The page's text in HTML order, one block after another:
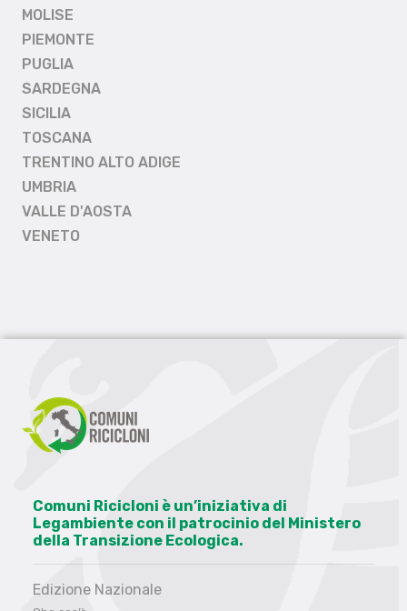
MOLISE
PIEMONTE
PUGLIA
SARDEGNA
SICILIA
TOSCANA
TRENTINO ALTO ADIGE
UMBRIA
VALLE D'AOSTA
VENETO
Comuni Ricicloni è un’iniziativa di
Legambiente con il patrocinio del Ministero
della Transizione Ecologica.
Edizione Nazionale